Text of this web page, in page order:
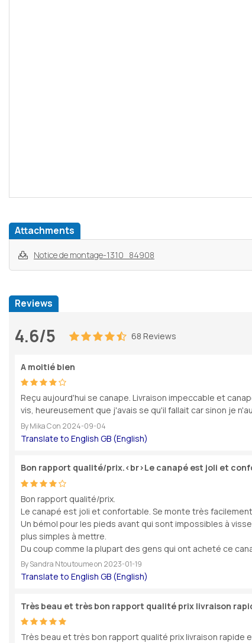
Attachments
Notice de montage-1310_84908
Reviews
4.6/5 68 Reviews
A moitié bien
Reçu aujourd'hui se canape. Livraison impeccable et
vis, heureusement que j'avais se qu'il fallait car sinon je
ByMika Con 2024-09-04
Bon rapport qualité/prix.<br>Le canapé est joli et
Bon rapport qualité/prix.
Le canapé est joli et confortable. Se monte très
Un bémol pour les pieds avant qui sont impossibles à
plus simples à mettre.
Du coup comme la plupart des gens qui ont acheté ce
BySandra Ntoutoumeon 2023-01-19
Très beau et très bon rapport qualité prix livraison
Très beau et très bon rapport qualité prix livraison rapide